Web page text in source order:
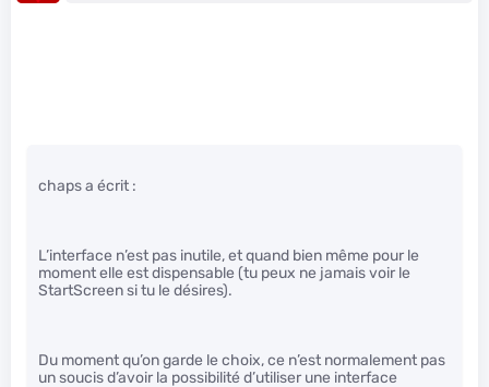
chaps a écrit :
L’interface n’est pas inutile, et quand bien même pour le
moment elle est dispensable (tu peux ne jamais voir le
StartScreen si tu le désires).
Du moment qu’on garde le choix, ce n’est normalement pas
un soucis d’avoir la possibilité d’utiliser une interface